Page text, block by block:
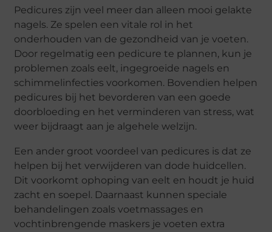
Pedicures zijn veel meer dan alleen mooi gelakte
nagels. Ze spelen een vitale rol in het
onderhouden van de gezondheid van je voeten.
Door regelmatig een pedicure te plannen, kun je
problemen zoals eelt, ingegroeide nagels en
schimmelinfecties voorkomen. Bovendien helpen
pedicures bij het bevorderen van een goede
doorbloeding en het verminderen van stress, wat
weer bijdraagt aan je algehele welzijn.
Een ander groot voordeel van pedicures is dat ze
helpen bij het verwijderen van dode huidcellen.
Dit voorkomt ophoping van eelt en houdt je huid
zacht en soepel. Daarnaast kunnen speciale
behandelingen zoals voetmassages en
vochtinbrengende maskers je voeten extra